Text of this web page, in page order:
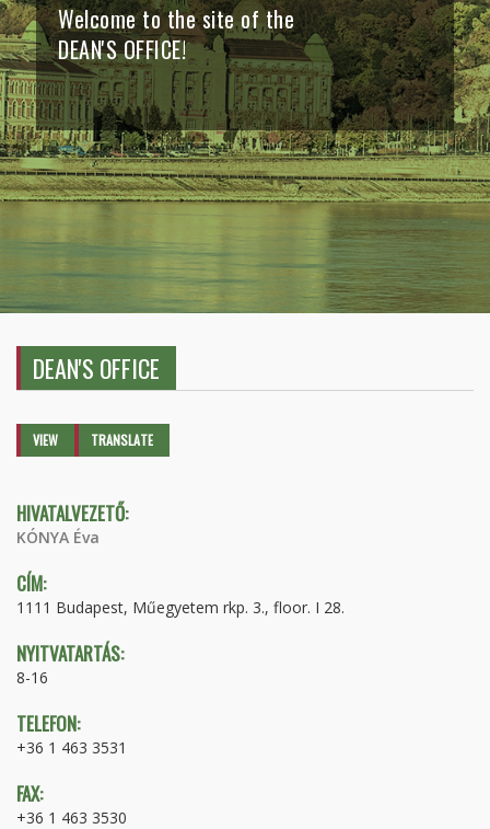
Welcome to the site of the
DEAN'S OFFICE!
DEAN'S OFFICE
Primary tabs
VIEW (ACTIVETRANSLATE
HIVATALVEZETŐ:
KÓNYA Éva
CÍM:
1111 Budapest, Műegyetem rkp. 3., floor. I 28.
NYITVATARTÁS:
8-16
TELEFON:
+36 1 463 3531
FAX:
+36 1 463 3530